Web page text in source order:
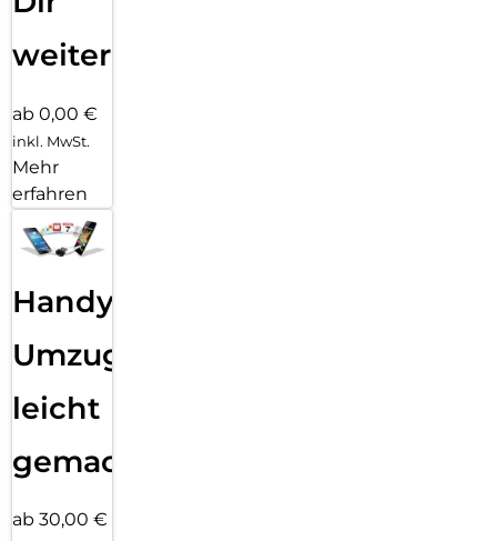
weiter
ab 0,00 €
inkl. MwSt.
Mehr
erfahren
Handy
Umzug
leicht
gemacht!
ab 30,00 €